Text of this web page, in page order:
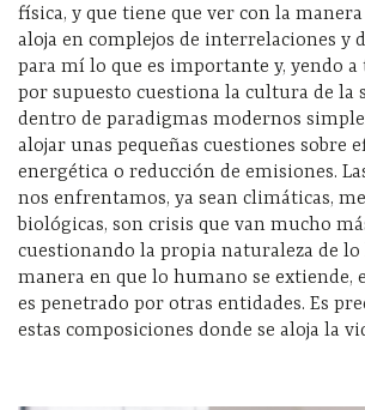
física, y que tiene que ver con la
aloja en complejos de interrelaciones y
para mí lo que es importante y, yendo
por supuesto cuestiona la cultura de la
dentro de paradigmas modernos
alojar unas pequeñas cuestiones sobre
energética o reducción de emisiones.
nos enfrentamos, ya sean climáticas,
biológicas, son crisis que van mucho
cuestionando la propia naturaleza de
manera en que lo humano se extiende,
es penetrado por otras entidades. Es
estas composiciones donde se aloja la